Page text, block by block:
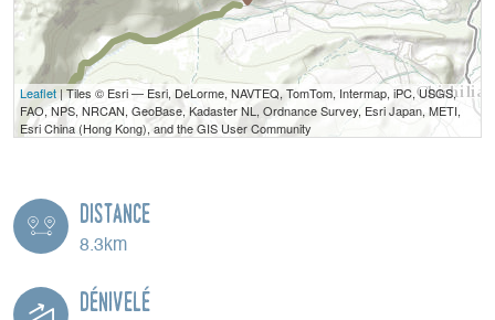
Leaflet | Tiles © Esri — Esri, DeLorme, NAVTEQ, TomTom, Intermap, iPC, USGS,
FAO, NPS, NRCAN, GeoBase, Kadaster NL, Ordnance Survey, Esri Japan, METI,
Esri China (Hong Kong), and the GIS User Community
Distance
8.3km
Dénivelé